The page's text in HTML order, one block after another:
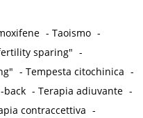
-Taoismo -
sparing" -
-Tempesta citochinica -
back -Terapia adiuvante -
contraccettiva -